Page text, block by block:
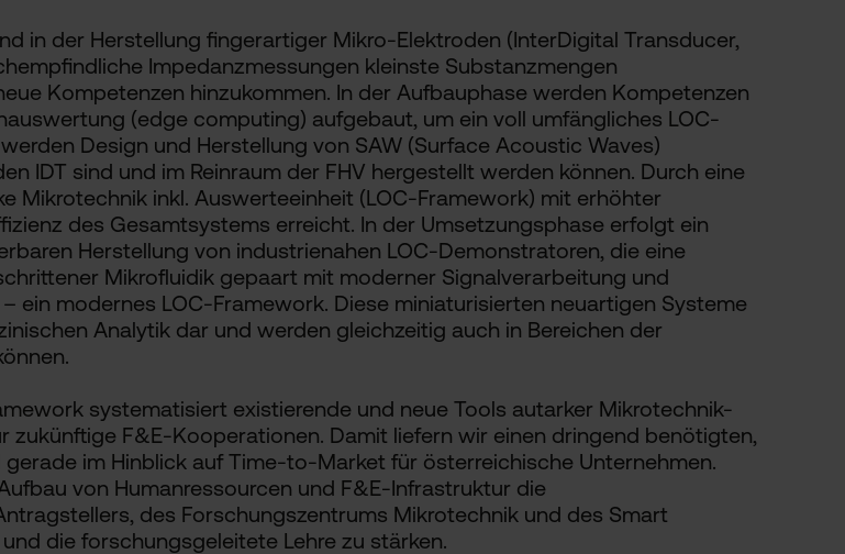
in der Herstellung fingerartiger Mikro-Elektroden (InterDigital Transducer,
Impedanzmessungen kleinste Substanzmengen
Kompetenzen hinzukommen. In der Aufbauphase werden Kompetenzen
(edge computing) aufgebaut, um ein voll umfängliches LOC-
Design und Herstellung von SAW (Surface Acoustic Waves)
IDT sind und im Reinraum der FHV hergestellt werden können. Durch eine
Mikrotechnik inkl. Auswerteeinheit (LOC-Framework) mit erhöhter
des Gesamtsystems erreicht. In der Umsetzungsphase erfolgt ein
Herstellung von industrienahen LOC-Demonstratoren, die eine
Mikrofluidik gepaart mit moderner Signalverarbeitung und
ein modernes LOC-Framework. Diese miniaturisierten neuartigen Systeme
Analytik dar und werden gleichzeitig auch in Bereichen der
systematisiert existierende und neue Tools autarker Mikrotechnik-
zukünftige F&E-Kooperationen. Damit liefern wir einen dringend benötigten,
im Hinblick auf Time-to-Market für österreichische Unternehmen.
von Humanressourcen und F&E-Infrastruktur die
des Forschungszentrums Mikrotechnik und des Smart
die forschungsgeleitete Lehre zu stärken.